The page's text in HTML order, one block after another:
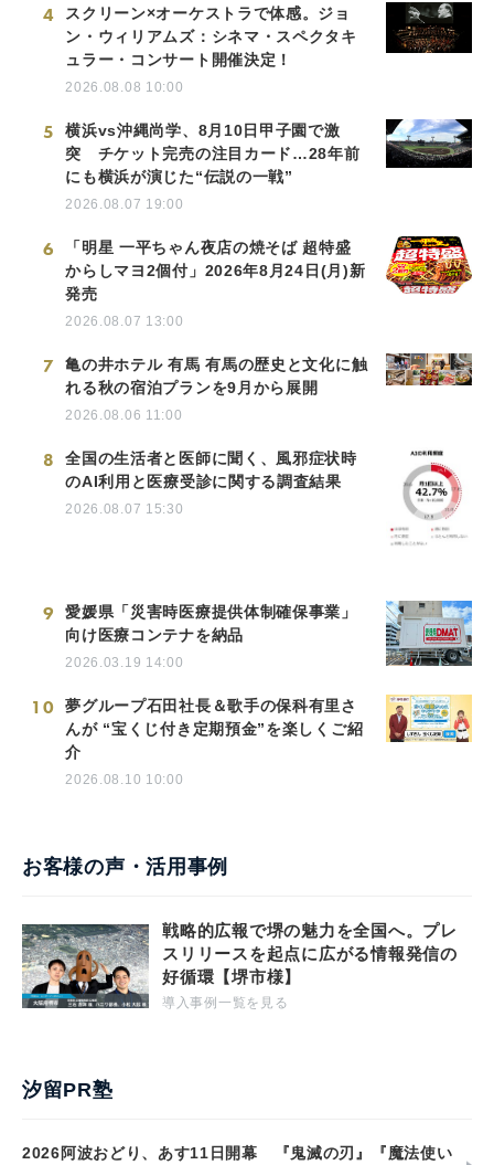
4
スクリーン×オーケストラで体感。ジョ
ン・ウィリアムズ：シネマ・スペクタキ
ュラー・コンサート開催決定！
2026.08.08 10:00
5
横浜vs沖縄尚学、8月10日甲子園で激
突 チケット完売の注目カード…28年前
にも横浜が演じた“伝説の一戦”
2026.08.07 19:00
6
「明星 一平ちゃん夜店の焼そば 超特盛
からしマヨ2個付」2026年8月24日(月)新
発売
2026.08.07 13:00
7
亀の井ホテル 有馬 有馬の歴史と文化に触
れる秋の宿泊プランを9月から展開
2026.08.06 11:00
8
全国の生活者と医師に聞く、風邪症状時
のAI利用と医療受診に関する調査結果
2026.08.07 15:30
9
愛媛県「災害時医療提供体制確保事業」
向け医療コンテナを納品
2026.03.19 14:00
10
夢グループ石田社長＆歌手の保科有里さ
んが “宝くじ付き定期預金”を楽しくご紹
介
2026.08.10 10:00
お客様の声・活用事例
戦略的広報で堺の魅力を全国へ。プレ
スリリースを起点に広がる情報発信の
好循環【堺市様】
導入事例一覧を見る
汐留PR塾
2026阿波おどり、あす11日開幕 『鬼滅の刃』『魔法使い